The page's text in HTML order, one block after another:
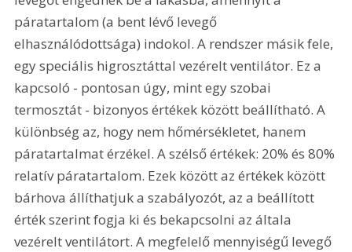
páratartalom (a bent lévő levegő
elhasználódottsága) indokol. A rendszer másik fele,
egy speciális higrosztáttal vezérelt ventilátor. Ez a
kapcsoló - pontosan úgy, mint egy szobai
termosztát - bizonyos értékek között beállítható. A
különbség az, hogy nem hőmérsékletet, hanem
páratartalmat érzékel. A szélső értékek: 20% és 80%
relatív páratartalom. Ezek között az értékek között
bárhova állíthatjuk a szabályozót, az a beállított
érték szerint fogja ki és bekapcsolni az általa
vezérelt ventilátort. A megfelelő mennyiségű levegő